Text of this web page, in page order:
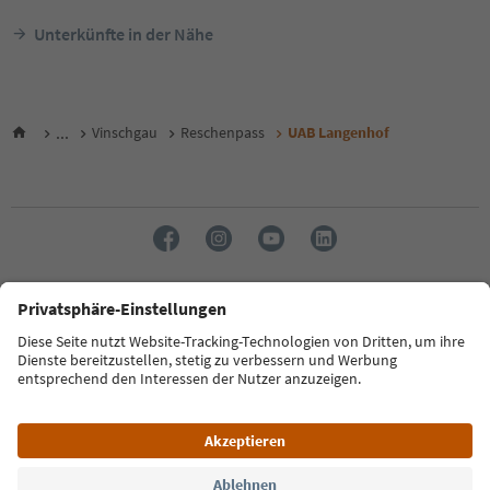
Unterkünfte in der Nähe
... Vinschgau Reschenpass UAB Langenhof
Sprache: Deutsch
FAQ Kontakt Presse MICE Datenschutzerklärung
Zugänglichkeitserklärung